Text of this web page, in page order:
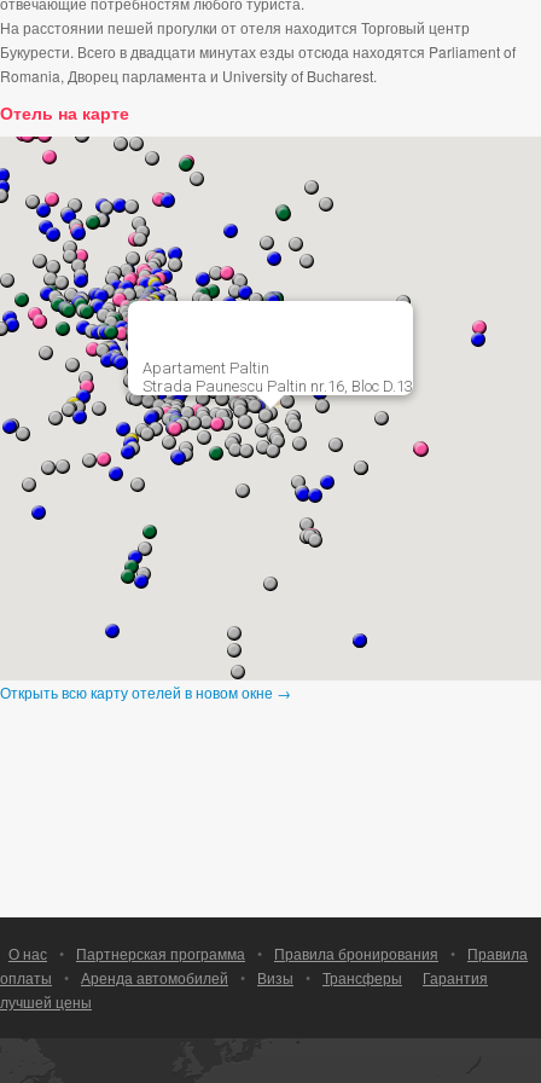
На расстоянии пешей прогулки от отеля находится Торговый центр
Букурести. Всего в двадцати минутах езды отсюда находятся Parliament of
Romania, Дворец парламента и University of Bucharest.
Отель на карте
Apartament Paltin
Strada Paunescu Paltin nr.16, Bloc D.13
Открыть всю карту отелей в новом окне →
О нас • Партнерская программа • Правила бронирования •
Правила
оплаты
• Аренда автомобилей • Визы • Трансферы
Гарантия
лучшей цены